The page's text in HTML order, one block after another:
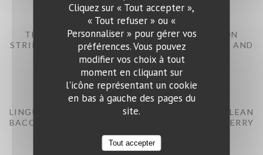
Cliquez sur « Tout accepter »,
« Tout refuser » ou «
Personnaliser » pour gérer vos
préférences. Vous pouvez
modifier vos choix à tout
moment en cliquant sur
l'icône représentant un cookie
en bas à gauche des pages du
site.
Tout accepter
THIN RIBBON NOODLES WITH FRESH SALMON
STRIPS, GREEN ASPARAGUS IN LOBSTER SAUCE AND
CAVIAR
19,90 EUR
LINGUINE WITH TOMATO SAUCE, SOUTH TYROLEAN
BACON (GUANCIALE), ONIONS, GARLIC AND CHERRY
TOMATOES
16,90 EUR